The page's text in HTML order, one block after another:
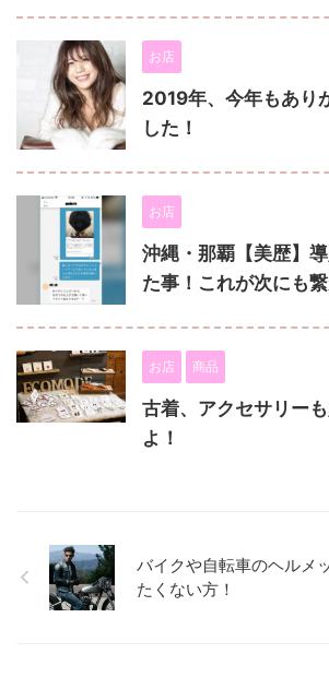
お店
2019年、今年もあり
した！
お店
沖縄・那覇【美歴】
た事！これが次にも
お店 商品
古着、アクセサリー
よ！
バイクや自転車のヘルメ
たくない方！